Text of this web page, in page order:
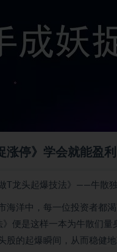
涨停》学会就能盈利
T龙头起爆技法》——牛散
海洋中，每一位投资者都
便是这样一本为牛散们
股的起爆瞬间，从而稳健地